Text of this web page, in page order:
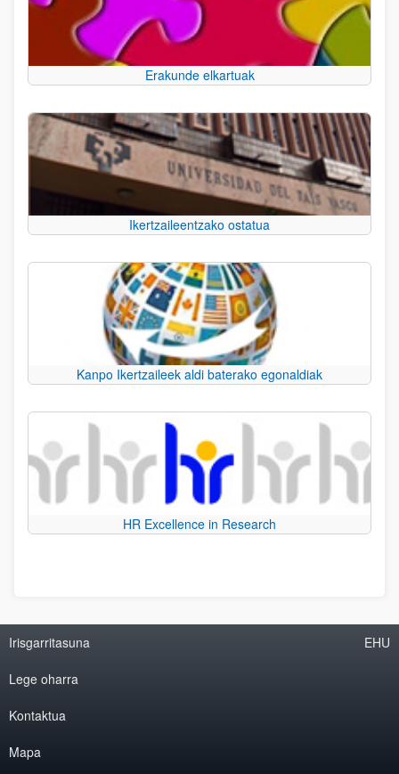
Erakunde elkartuak
Ikertzaileentzako ostatua
Kanpo Ikertzaileek aldi baterako egonaldiak
HR Excellence in Research
Irisgarritasuna
Lege oharra
Kontaktua
Mapa
EHU